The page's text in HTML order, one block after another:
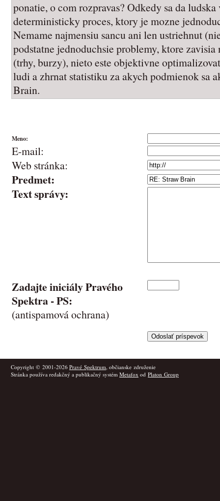
ponatie, o com rozpravas? Odkedy sa da
deterministicky proces, ktory je mozne
Nemame najmensiu sancu ani len ustriehnut
podstatne jednoduchsie problemy, ktore
(trhy, burzy), nieto este objektivne
ludi a zhrnat statistiku za akych podmienok sa
Brain.
Meno:
E-mail:
Web stránka:
Predmet:
Text správy:
Zadajte iniciály Pravého
Spektra -PS:
(antispamová ochrana)
Copyright © 2001-2026 Pravé Spektrum, občianske združenie
Stránka používa redakčný a publikačný systém Metafox od Platon Group